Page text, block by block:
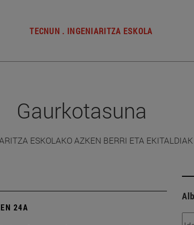
TECNUN . INGENIARITZA ESKOLA
Gaurkotasuna
ESKOLAKO AZKEN BERRI ETA EKITALDIAK
24A